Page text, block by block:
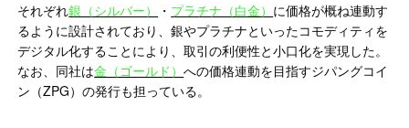
それぞれ銀（シルバー） ・ プラチナ（白金） に価格が概ね連動す
るように設計されており、銀やプラチナといったコモディティを
デジタル化することにより、取引の利便性と小口化を実現した。
なお、同社は金（ゴールド）への価格連動を目指すジパングコイ
ン（ZPG）の発行も担っている。